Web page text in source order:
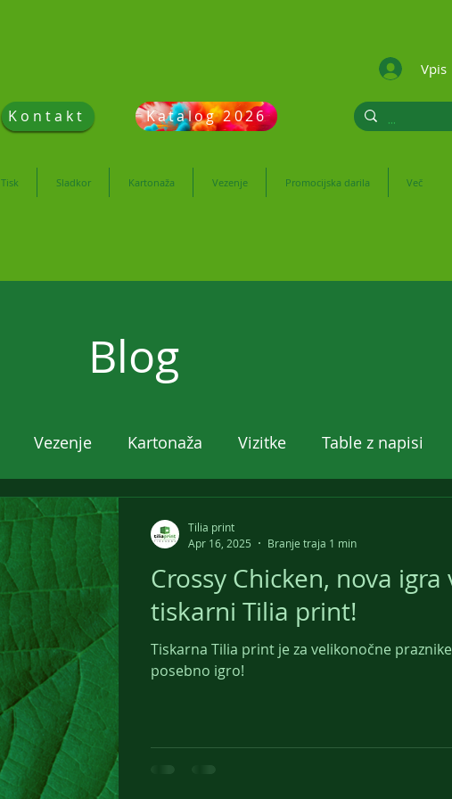
Vpis
Kontakt Katalog 2026
Tisk Sladkor Kartonaža Vezenje Promocijska darila Več
Blog
Vezenje Kartonaža Vizitke Table z napisi
Tisk Tiskarna
Crossy Chicken, nova igra
tiskarni Tilia print!
Tiskarna Tilia print je za velikonočne
posebno igro!
Tilia print
Apr 16, 2025
Branje traja 1 min